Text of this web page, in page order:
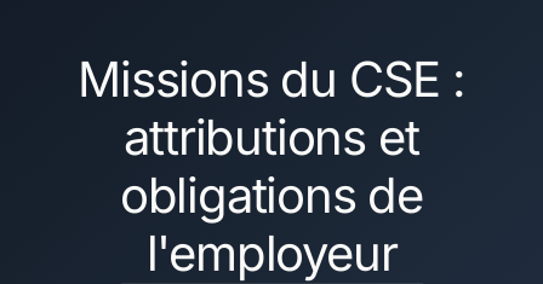
Missions du CSE :
attributions et
obligations de
l'employeur